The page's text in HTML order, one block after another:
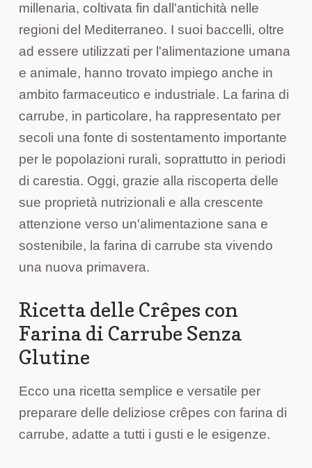
millenaria, coltivata fin dall'antichità nelle
regioni del Mediterraneo. I suoi baccelli, oltre
ad essere utilizzati per l'alimentazione umana
e animale, hanno trovato impiego anche in
ambito farmaceutico e industriale. La farina di
carrube, in particolare, ha rappresentato per
secoli una fonte di sostentamento importante
per le popolazioni rurali, soprattutto in periodi
di carestia. Oggi, grazie alla riscoperta delle
sue proprietà nutrizionali e alla crescente
attenzione verso un'alimentazione sana e
sostenibile, la farina di carrube sta vivendo
una nuova primavera.
Ricetta delle Crêpes con
Farina di Carrube Senza
Glutine
Ecco una ricetta semplice e versatile per
preparare delle deliziose crêpes con farina di
carrube, adatte a tutti i gusti e le esigenze.